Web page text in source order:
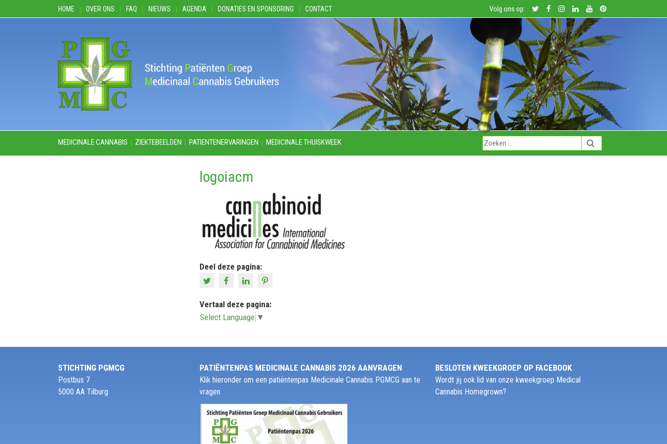
HOME OVER ONS FAQ NIEUWS AGENDA DONATIES EN SPONSORING CONTACT Volg ons op:
MEDICINALE CANNABIS ZIEKTEBEELDEN PATIENTENERVARINGEN MEDICINALE THUISKWEEK
logoiacm
Deel deze pagina:
Vertaal deze pagina:
Select Language ▼
STICHTING PGMCG
Postbus 7
5000 AA Tilburg
PATIËNTENPAS MEDICINALE CANNABIS 2026 AANVRAGEN
Klik hieronder om een patiëntenpas Medicinale Cannabis PGMCG aan te
vragen
BESLOTEN KWEEKGROEP OP FACEBOOK
Wordt jij ook lid van onze kweekgroep Medical
Cannabis Homegrown?